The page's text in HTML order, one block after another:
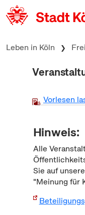
zum Inhalt springen
Leben in Köln
Vorlesen
Hinweis:
Alle
Sie auf
"Meinung für